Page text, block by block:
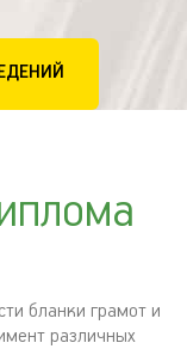
бланки грамот и
различных